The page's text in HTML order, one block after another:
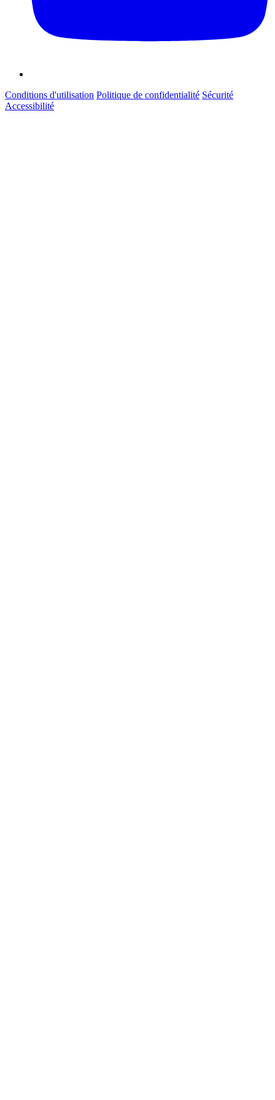
Conditions d'utilisation Politique de confidentialité Sécurité
Accessibilité